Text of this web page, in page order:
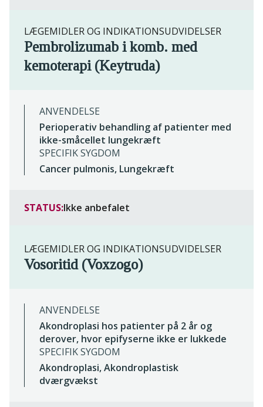
LÆGEMIDLER OG INDIKATIONSUDVIDELSER
Pembrolizumab i komb. med
kemoterapi (Keytruda)
ANVENDELSE
Perioperativ behandling af patienter med
ikke-småcellet lungekræft
SPECIFIK SYGDOM
Cancer pulmonis, Lungekræft
STATUS:Ikke anbefalet
LÆGEMIDLER OG INDIKATIONSUDVIDELSER
Vosoritid (Voxzogo)
ANVENDELSE
Akondroplasi hos patienter på 2 år og
derover, hvor epifyserne ikke er lukkede
SPECIFIK SYGDOM
Akondroplasi, Akondroplastisk
dværgvækst